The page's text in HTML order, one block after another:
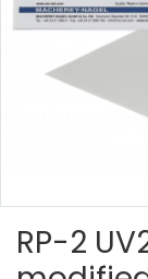
RP-2